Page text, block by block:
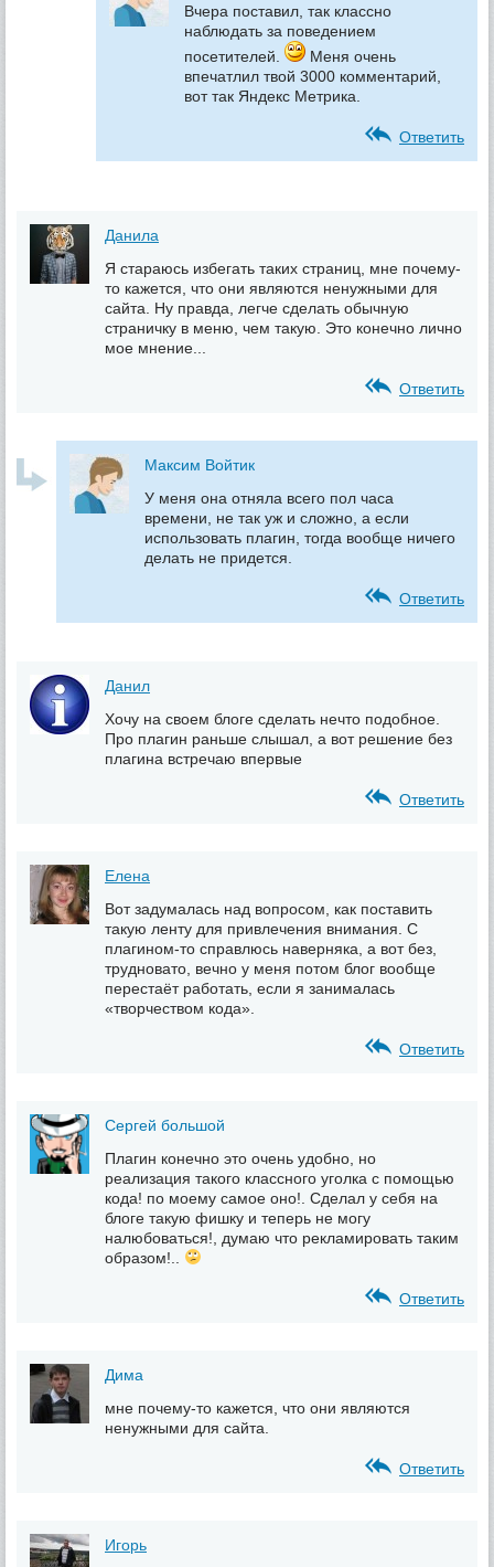
Вчера поставил, так классно
наблюдать за поведением
посетителей.
Меня очень
впечатлил твой 3000 комментарий,
вот так Яндекс Метрика.
Ответить
Данила
Я стараюсь избегать таких страниц, мне почему-
то кажется, что они являются ненужными для
сайта. Ну правда, легче сделать обычную
страничку в меню, чем такую. Это конечно лично
мое мнение...
Ответить
Максим Войтик
У меня она отняла всего пол часа
времени, не так уж и сложно, а если
использовать плагин, тогда вообще ничего
делать не придется.
Ответить
Данил
Хочу на своем блоге сделать нечто подобное.
Про плагин раньше слышал, а вот решение без
плагина встречаю впервые
Ответить
Елена
Вот задумалась над вопросом, как поставить
такую ленту для привлечения внимания. С
плагином-то справлюсь наверняка, а вот без,
трудновато, вечно у меня потом блог вообще
перестаёт работать, если я занималась
«творчеством кода».
Ответить
Сергей большой
Плагин конечно это очень удобно, но
реализация такого классного уголка с помощью
кода! по моему самое оно!. Сделал у себя на
блоге такую фишку и теперь не могу
налюбоваться!, думаю что рекламировать таким
образом!..
Ответить
Дима
мне почему-то кажется, что они являются
ненужными для сайта.
Ответить
Игорь